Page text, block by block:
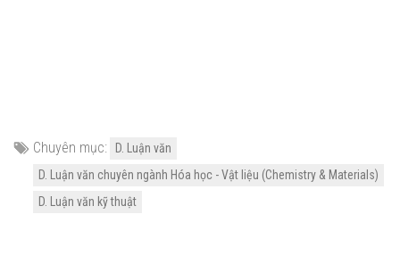
Chuyên mục:
D. Luận văn
D. Luận văn chuyên ngành Hóa học - Vật liệu (Chemistry & Materials)
D. Luận văn kỹ thuật